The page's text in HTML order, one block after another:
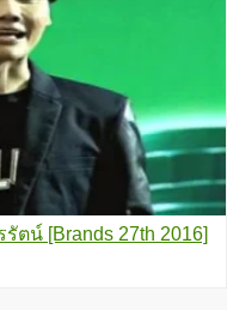
น์ [Brands 27th 2016]